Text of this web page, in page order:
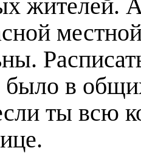
жителей.
в
ты всю